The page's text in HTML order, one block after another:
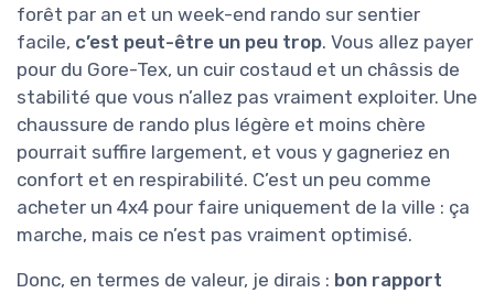
forêt par an et un week-end rando sur sentier
facile, c’est peut-être un peu trop. Vous allez payer
pour du Gore-Tex, un cuir costaud et un châssis de
stabilité que vous n’allez pas vraiment exploiter. Une
chaussure de rando plus légère et moins chère
pourrait suffire largement, et vous y gagneriez en
confort et en respirabilité. C’est un peu comme
acheter un 4x4 pour faire uniquement de la ville : ça
marche, mais ce n’est pas vraiment optimisé.
Donc, en termes de valeur, je dirais : bon rapport